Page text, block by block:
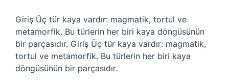
Giriş Üç tür kaya vardır: magmatik, tortul ve
metamorfik. Bu türlerin her biri kaya döngüsünün
bir parçasıdır. Giriş Üç tür kaya vardır: magmatik,
tortul ve metamorfik. Bu türlerin her biri kaya
döngüsünün bir parçasıdır.